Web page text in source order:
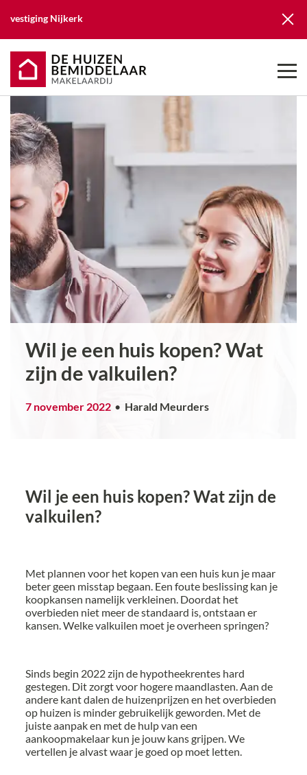
vestiging Nijkerk
Wil je een huis kopen? Wat
zijn de valkuilen?
7 november 2022 Harald Meurders
Wil je een huis kopen? Wat zijn de
valkuilen?
Met plannen voor het kopen van een huis kun je maar
beter geen misstap begaan. Een foute beslissing kan je
koopkansen namelijk verkleinen. Doordat het
overbieden niet meer de standaard is, ontstaan er
kansen. Welke valkuilen moet je overheen springen?
Sinds begin 2022 zijn de hypotheekrentes hard
gestegen. Dit zorgt voor hogere maandlasten. Aan de
andere kant dalen de huizenprijzen en het overbieden
op huizen is minder gebruikelijk geworden. Met de
juiste aanpak en met de hulp van een
aankoopmakelaar kun je jouw kans grijpen. We
vertellen je alvast waar je goed op moet letten.